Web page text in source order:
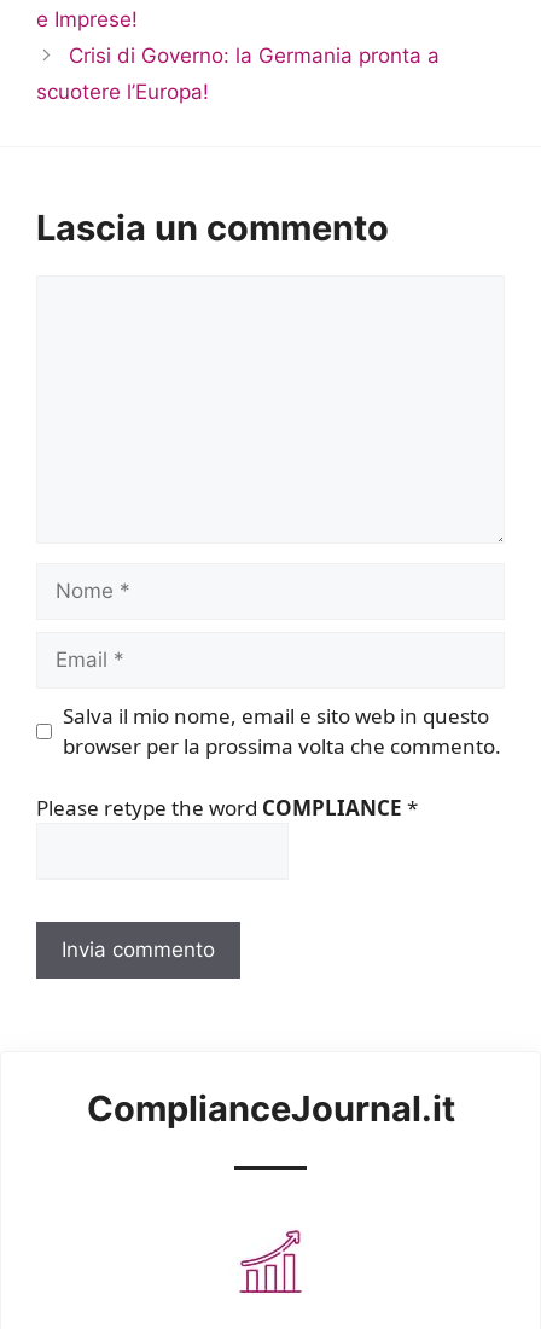
e Imprese!
Crisi di Governo: la Germania pronta a
scuotere l’Europa!
Lascia un commento
Nome
Email
Salva il mio nome, email e sito web in questo
browser per la prossima volta che commento.
Please retype the word COMPLIANCE *
ComplianceJournal.it